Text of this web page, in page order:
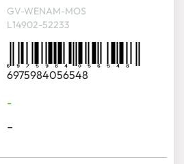
GV-WENAM-MOS
L14902-52233
6975984056548
-
-